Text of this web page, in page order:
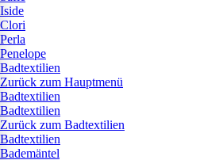
Iside
Clori
Perla
Penelope
Badtextilien
Zurück zum Hauptmenü
Badtextilien
Badtextilien
Zurück zum Badtextilien
Badtextilien
Bademäntel